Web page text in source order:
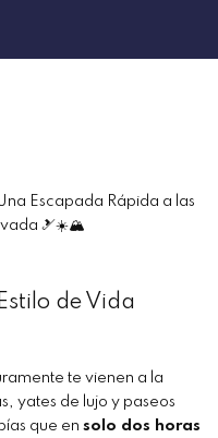
Estilo de Vida
te vienen a la
yates de lujo y paseos
que en solo dos horas